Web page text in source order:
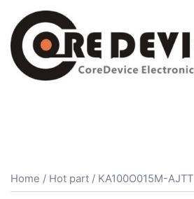
Home / Hot part / KA100O015M-AJTT